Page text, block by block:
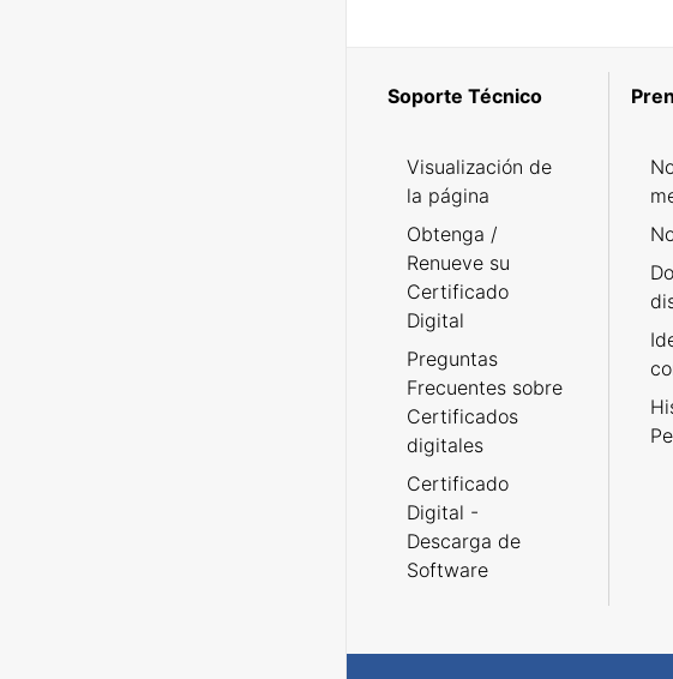
Soporte Técnico
Visualización de
la página
Obtenga /
Renueve su
Certificado
Digital
Preguntas
Frecuentes sobre
Certificados
digitales
Certificado
Digital -
Descarga de
Software